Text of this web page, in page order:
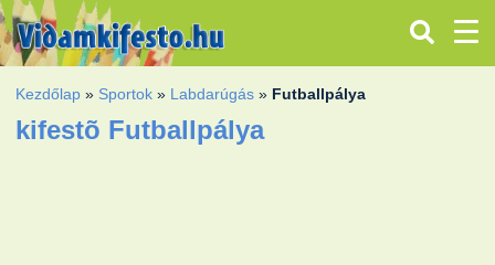
Kezdőlap » Sportok » Labdarúgás » Futballpálya
kifestõ Futballpálya